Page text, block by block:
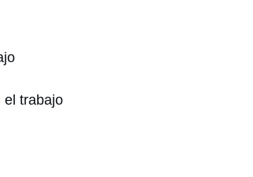
el trabajo